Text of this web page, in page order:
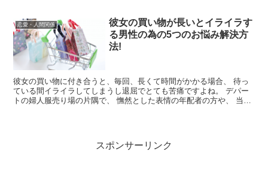
恋愛・人間関係
彼女の買い物が長いとイライラす
る男性の為の5つのお悩み解決方
法!
彼女の買い物に付き合うと、毎回、長くて時間がかかる場合、 待っ
ている間イライラしてしまうし退屈でとても苦痛ですよね。 デパー
トの婦人服売り場の片隅で、 憮然とした表情の年配者の方や、 当惑
スポンサーリンク